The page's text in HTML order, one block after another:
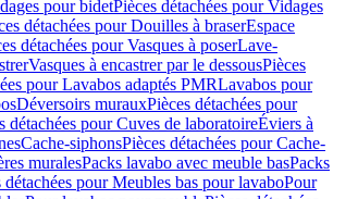
pour bidetPièces détachées pour Vidages
détachées pour Douilles à braserEspace
détachées pour Vasques à poserLave-
Vasques à encastrer par le dessousPièces
pour Lavabos adaptés PMRLavabos pour
Déversoirs murauxPièces détachées pour
détachées pour Cuves de laboratoireÉviers à
Cache-siphonsPièces détachées pour Cache-
muralesPacks lavabo avec meuble basPacks
détachées pour Meubles bas pour lavaboPour